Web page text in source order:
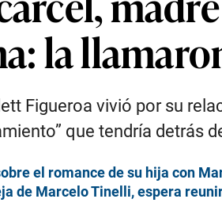
la
Figueroa vivió por su
que tendría detrás
el romance de su hija con
de Marcelo Tinelli, espera